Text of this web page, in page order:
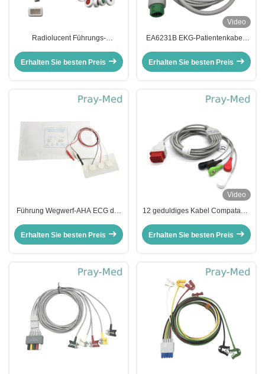
Radiolucent Führungs-
Covidien ECG-
Anschlussleitungs-5
Erhalten Sie besten Preis
Video
EA6231B EKG-Patientenkabel-
Druckknopfende
Erhalten Sie besten Preis
Führung Wegwerf-AHA ECG der
pädiatrische 3 Führungs-5
Erhalten Sie besten Preis
Video
12 geduldiges Kabel Compatable
BM7
Erhalten Sie besten Preis